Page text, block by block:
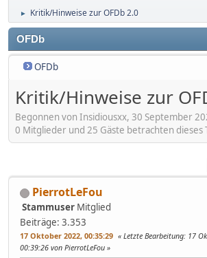
► Kritik/Hinweise zur OFDb 2.0
OFDb
OFDb
Kritik/Hinweise zur
Begonnen von Insidiousxx, 30 September
0 Mitglieder und 25 Gäste betrachten dieses
PierrotLeFou
Stammuser Mitglied
Beiträge: 3.353
17 Oktober 2022, 00:35:29 Letzte Bearbeitung: 17
00:39:26 von PierrotLeFou